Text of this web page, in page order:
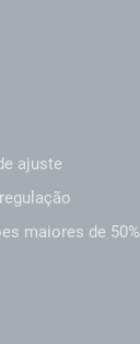
ajuste
maiores de 50%